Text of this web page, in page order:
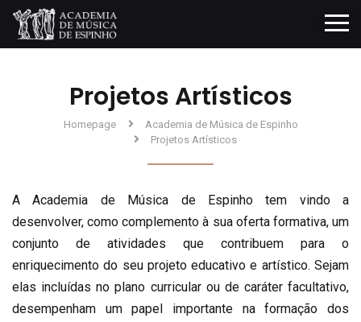
Projetos Artísticos
Homepage
Academia de Música de Espinho
Projetos Artísticos
A Academia de Música de Espinho tem vindo a
desenvolver, como complemento à sua oferta formativa, um
conjunto de atividades que contribuem para o
enriquecimento do seu projeto educativo e artístico. Sejam
elas incluídas no plano curricular ou de caráter facultativo,
desempenham um papel importante na formação dos